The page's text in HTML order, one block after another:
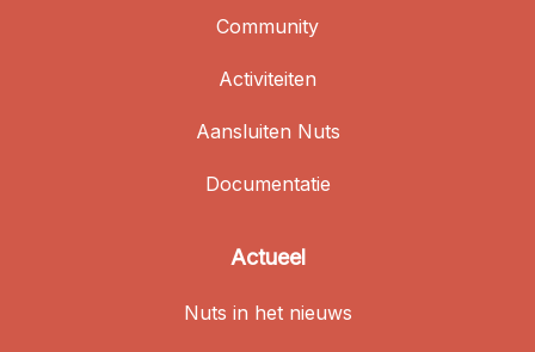
Community
Activiteiten
Aansluiten Nuts
Documentatie
Actueel
Nuts in het nieuws